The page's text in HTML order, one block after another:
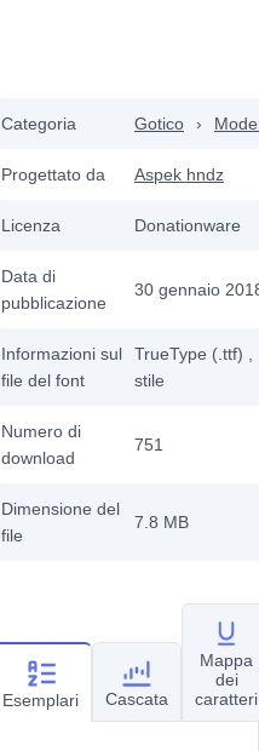
Categoria Gotico ›
Progettato da Aspek hndz
Licenza Donationware
Data di
pubblicazione
30 gennaio
Informazioni sul
file del font
TrueType (.ttf)
stile
Numero di
download
751
Dimensione del
file
7.8 MB
Esemplari Cascata
Mappa
dei
caratteri